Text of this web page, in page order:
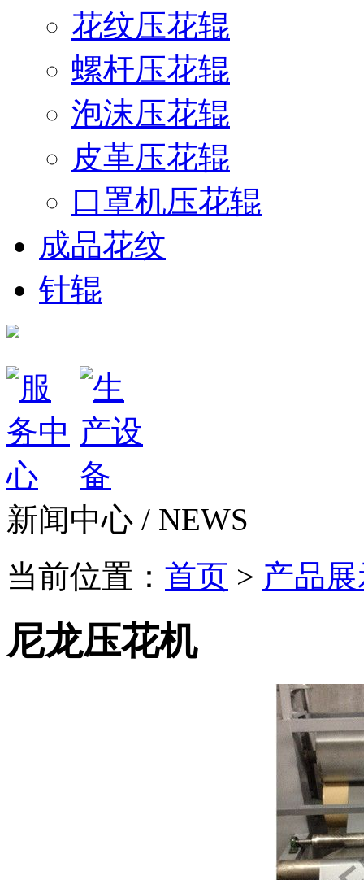
花纹压花辊
螺杆压花辊
泡沫压花辊
皮革压花辊
口罩机压花辊
成品花纹
针辊
新闻中心 / NEWS
当前位置： 首页 > 产品
尼龙压花机